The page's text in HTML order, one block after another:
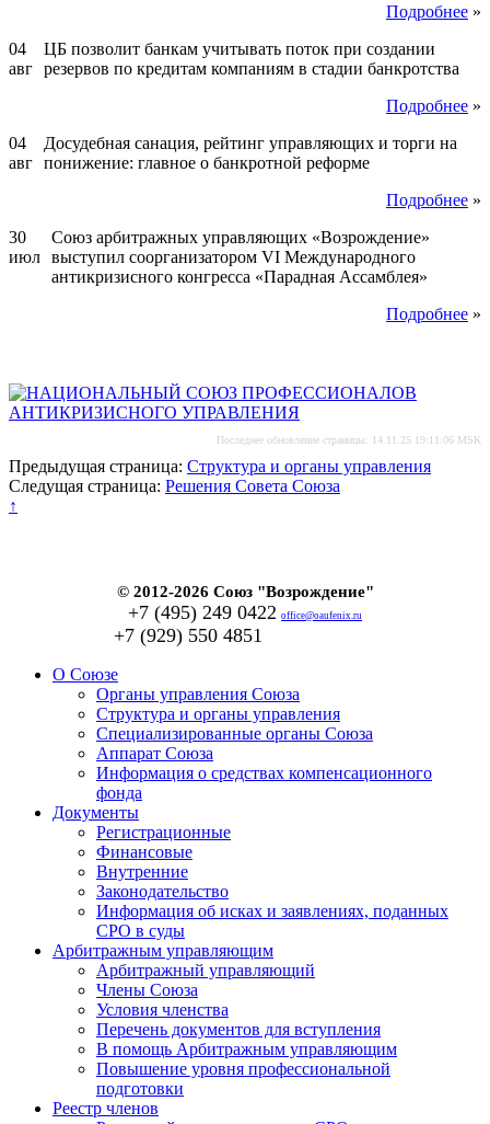
Подробнее »
04
авг
ЦБ позволит банкам учитывать поток при создании
резервов по кредитам компаниям в стадии банкротства
Подробнее »
04
авг
Досудебная санация, рейтинг управляющих и торги на
понижение: главное о банкротной реформе
Подробнее »
30
июл
Союз арбитражных управляющих «Возрождение»
выступил соорганизатором VI Международного
антикризисного конгресса «Парадная Ассамблея»
Подробнее »
Последнее обновление страницы: 14.11.25 19:11:06 MSK
Предыдущая страница: Структура и органы управления
Следущая страница: Решения Совета Союза
↑
© 2012-2026 Союз "Возрождение"
+7 (495) 249 0422 office@oaufenix.ru
+7 (929) 550 4851
О Союзе
Органы управления Союза
Структура и органы управления
Специализированные органы Союза
Аппарат Союза
Информация о средствах компенсационного
фонда
Документы
Регистрационные
Финансовые
Внутренние
Законодательство
Информация об исках и заявлениях, поданных
СРО в суды
Арбитражным управляющим
Арбитражный управляющий
Члены Союза
Условия членства
Перечень документов для вступления
В помощь Арбитражным управляющим
Повышение уровня профессиональной
подготовки
Реестр членов